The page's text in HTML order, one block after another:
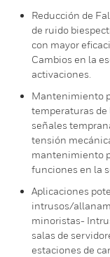
Reducción de
de ruido
con mayor
Cambios en la
activaciones.
Mantenimiento
temperaturas de
señales
tensión
mantenimiento
funciones en la
Aplicaciones
intrusos/
minoristas-
salas de
estaciones de